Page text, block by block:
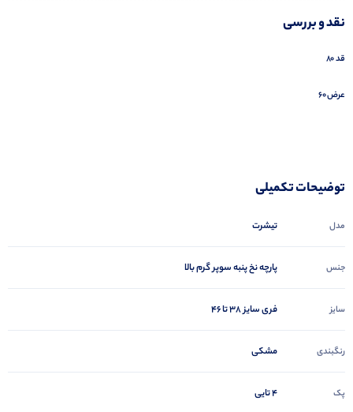
نقد و بررسی
قد ۸۰
عرض ۶۰
توضیحات تکمیلی
مدل تیشرت
جنس پارچه نخ پنبه سوپر گرم بالا
سایز فری سایز 38 تا 46
رنگبندی مشکی
پک 4 تایی